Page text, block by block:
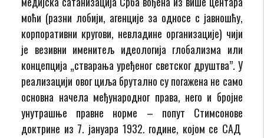
моћи (разни лобији, агенције за односе с јавношћу,
корпоративни кругови, невладине организације) чији
је везивни именитељ идеологија глобализма или
концепција „стварања уређеног светског друштва”. У
реализацији овог циља брутално су погажена не само
основна начела међународног права, него и бројне
унутрашње правне норме – попут Стимсонове
доктрине из 7. јануара 1932. године, којом се САД